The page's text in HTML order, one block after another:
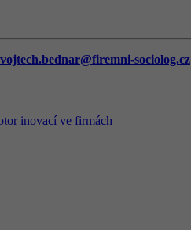
vojtech.bednar@firemni-sociolog.cz
inovací ve firmách